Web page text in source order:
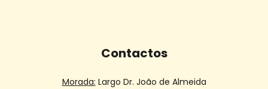
Contactos
Morada: Largo Dr. João de Almeida